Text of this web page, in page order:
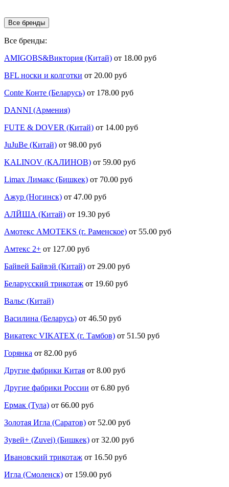
Все бренды
Все бренды:
AMIGOBS&Виктория (Китай) от 18.00 руб
BFL носки и колготки от 20.00 руб
Conte Конте (Беларусь) от 178.00 руб
DANNI (Армения)
FUTE & DOVER (Китай) от 14.00 руб
JuJuBe (Китай) от 98.00 руб
KALINOV (КАЛИНОВ) от 59.00 руб
Limax Лимакс (Бишкек) от 70.00 руб
Ажур (Ногинск) от 47.00 руб
АЛЙША (Китай) от 19.30 руб
Амотекс AMOTEKS (г. Раменское) от 55.00 руб
Амтекс 2+ от 127.00 руб
Байвей Байвэй (Китай) от 29.00 руб
Беларусский трикотаж от 19.60 руб
Вальс (Китай)
Василина (Беларусь) от 46.50 руб
Викатекс VIKATEX (г. Тамбов) от 51.50 руб
Горянка от 82.00 руб
Другие фабрики Китая от 8.00 руб
Другие фабрики России от 6.80 руб
Ермак (Тула) от 66.00 руб
Золотая Игла (Саратов) от 52.00 руб
Зувей+ (Zuvei) (Бишкек) от 32.00 руб
Ивановский трикотаж от 16.50 руб
Игла (Смоленск) от 159.00 руб